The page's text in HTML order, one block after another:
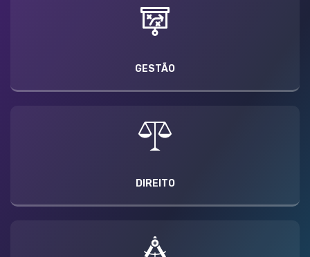
GESTÃO
DIREITO